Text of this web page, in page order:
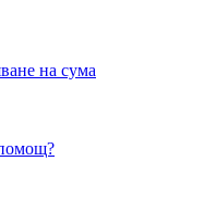
на сума